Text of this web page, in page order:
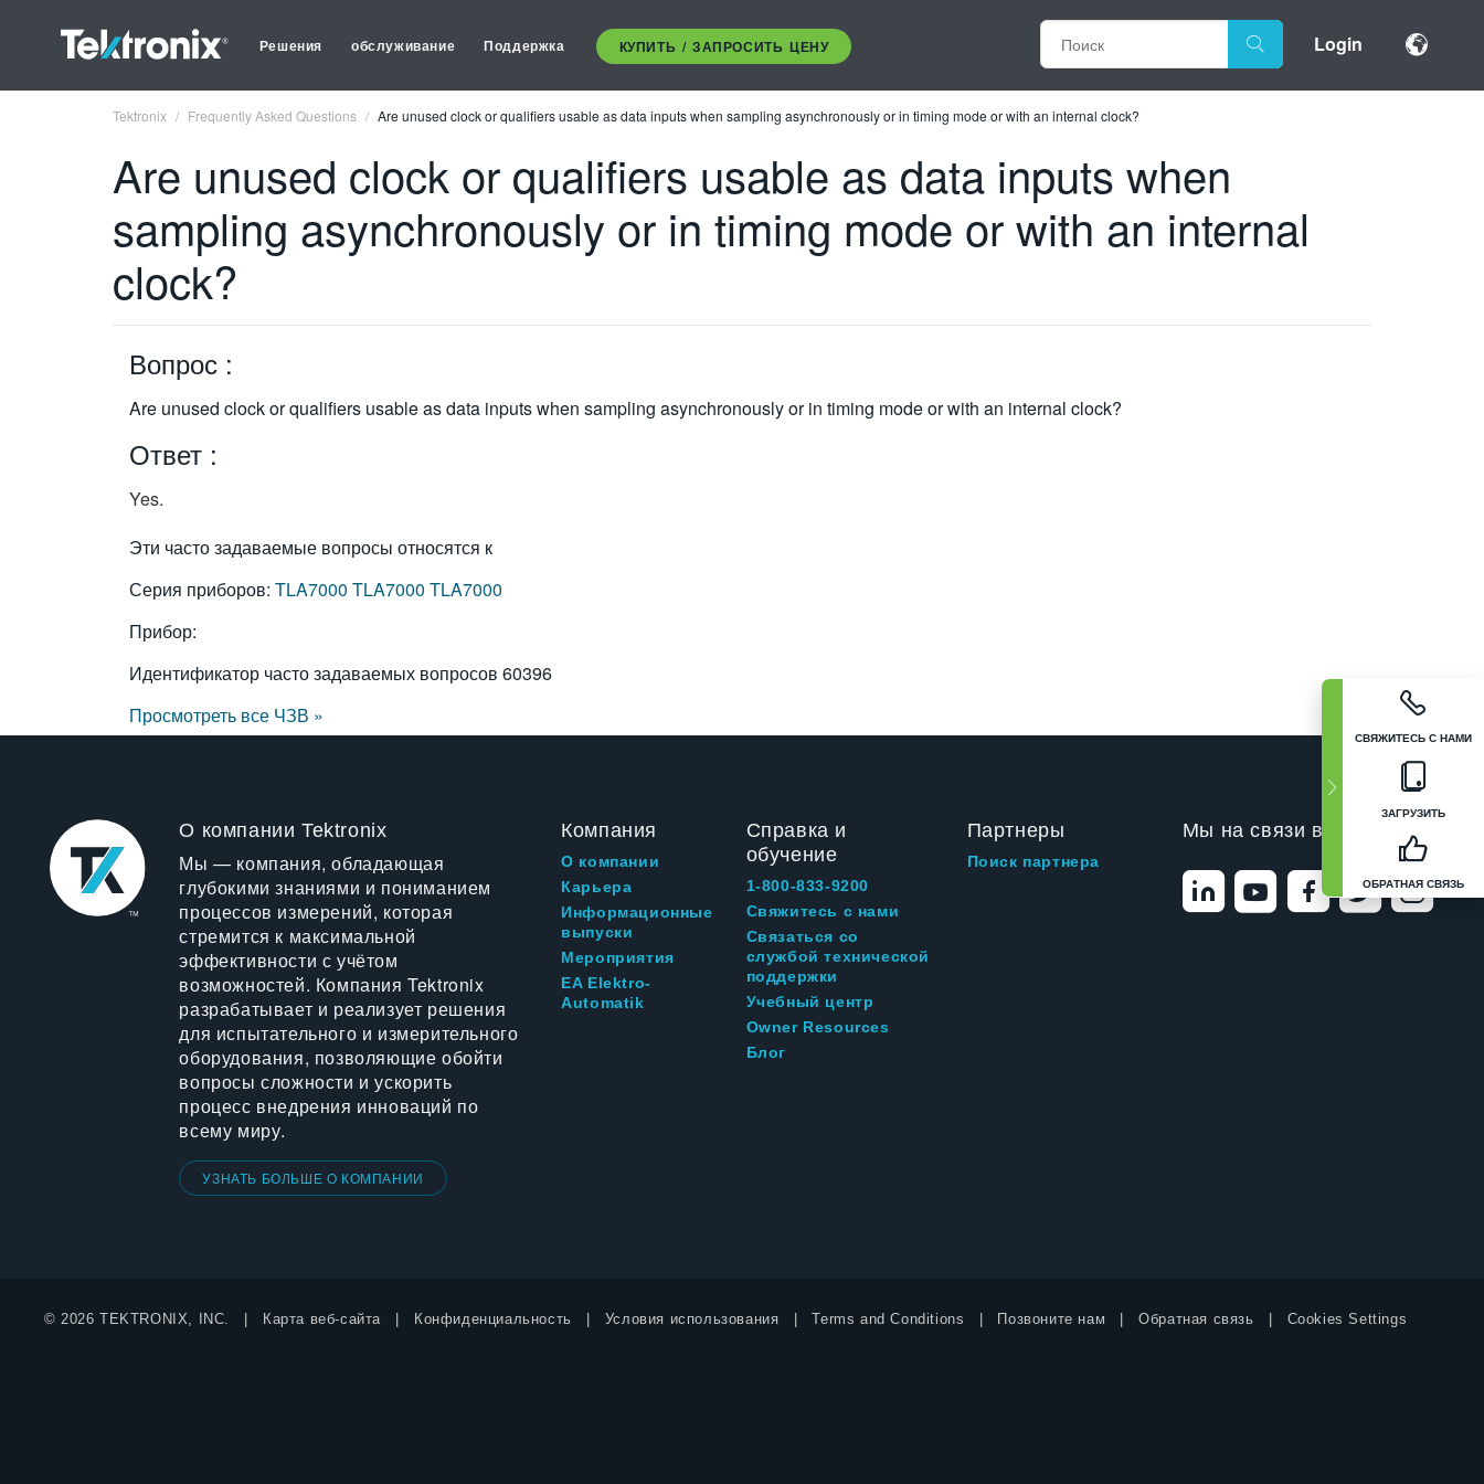
Решения обслуживание Поддержка КУПИТЬ / ЗАПРОСИТЬ ЦЕНУ Login
СВЯЖИТЕСЬ С НАМИ
ЗАГРУЗИТЬ
ОБРАТНАЯ СВЯЗЬ
Tektronix Frequently Asked Questions Are unused clock or qualifiers usable as data inputs when sampling asynchronously or in timing mode or with an internal clock?
Are unused clock or qualifiers usable as data inputs when
sampling asynchronously or in timing mode or with an internal
clock?
Вопрос :
Are unused clock or qualifiers usable as data inputs when sampling asynchronously or in timing mode or with an internal clock?
Ответ :
Yes.
Эти часто задаваемые вопросы относятся к
Серия приборов: TLA7000 TLA7000 TLA7000
Прибор:
Идентификатор часто задаваемых вопросов 60396
Просмотреть все ЧЗВ »
О компании Tektronix
Мы — компания, обладающая
глубокими знаниями и пониманием
процессов измерений, которая
стремится к максимальной
эффективности с учётом
возможностей. Компания Tektronix
разрабатывает и реализует решения
для испытательного и измерительного
оборудования, позволяющие обойти
вопросы сложности и ускорить
процесс внедрения инноваций по
всему миру.
УЗНАТЬ БОЛЬШЕ О КОМПАНИИ
Компания
О компании
Карьера
Информационные
выпуски
Мероприятия
EA Elektro-
Automatik
Справка и
обучение
1-800-833-9200
Свяжитесь с нами
Связаться со
службой технической
поддержки
Учебный центр
Owner Resources
Блог
Партнеры
Поиск партнера
Мы на связи в
© 2026 TEKTRONIX, INC. Карта веб-сайта Конфиденциальность Условия использования Terms and Conditions Позвоните нам Обратная связь Cookies Settings